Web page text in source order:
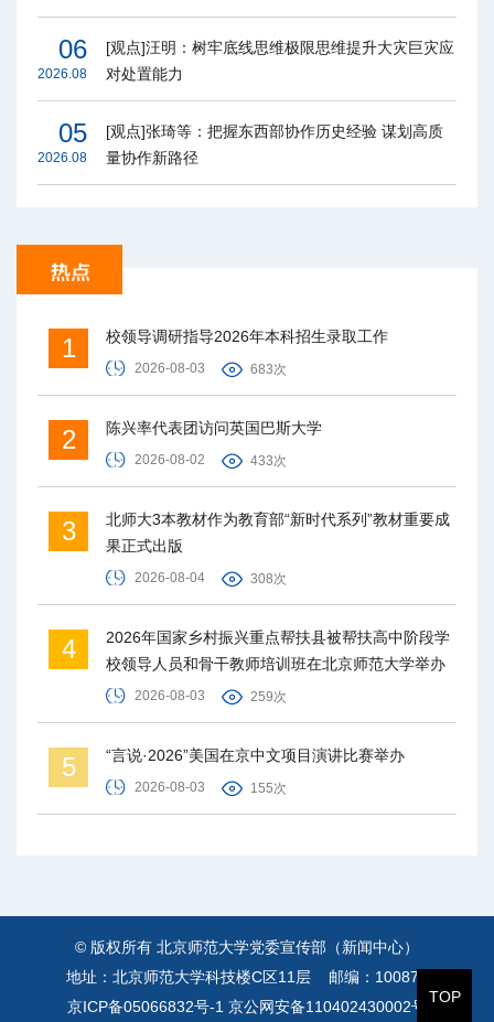
06
2026.08
[观点]汪明：树牢底线思维极限思维提升大灾巨灾应
对处置能力
05
2026.08
[观点]张琦等：把握东西部协作历史经验 谋划高质
量协作新路径
1 校领导调研指导2026年本科招生录取工作
2026-08-03 683次
2 陈兴率代表团访问英国巴斯大学
2026-08-02 433次
3
北师大3本教材作为教育部“新时代系列”教材重要成
果正式出版
2026-08-04 308次
4
2026年国家乡村振兴重点帮扶县被帮扶高中阶段学
校领导人员和骨干教师培训班在北京师范大学举办
2026-08-03 259次
5 “言说·2026”美国在京中文项目演讲比赛举办
2026-08-03 155次
TOP
© 版权所有 北京师范大学党委宣传部（新闻中心）
地址：北京师范大学科技楼C区11层 邮编：100875
京ICP备05066832号-1 京公网安备110402430002号